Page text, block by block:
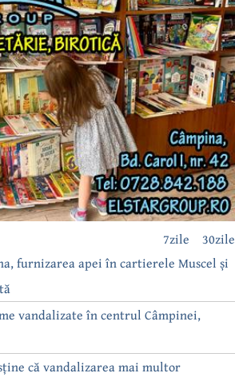
30zile
7zile
furnizarea apei în cartierele Muscel și
vandalizate în centrul Câmpinei,
că vandalizarea mai multor